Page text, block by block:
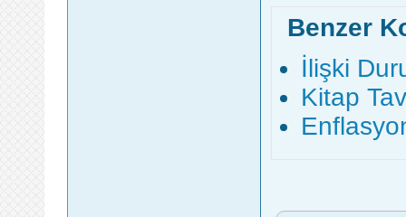
Benzer
İlişki
Kitap